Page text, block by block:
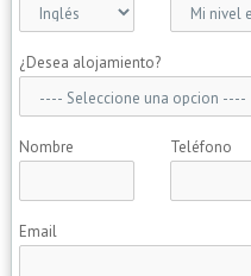
¿Desea alojamiento?
Nombre Teléfono
Email